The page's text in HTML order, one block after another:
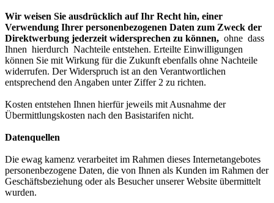
Wir weisen Sie ausdrücklich auf Ihr Recht hin, einer
Verwendung Ihrer personenbezogenen Daten zum Zweck der
Direktwerbung jederzeit widersprechen zu können, ohne dass
Ihnen hierdurch Nachteile entstehen. Erteilte Einwilligungen
können Sie mit Wirkung für die Zukunft ebenfalls ohne Nachteile
widerrufen. Der Widerspruch ist an den Verantwortlichen
entsprechend den Angaben unter Ziffer 2 zu richten.
Kosten entstehen Ihnen hierfür jeweils mit Ausnahme der
Übermittlungskosten nach den Basistarifen nicht.
Datenquellen
Die ewag kamenz verarbeitet im Rahmen dieses Internetangebotes
personenbezogene Daten, die von Ihnen als Kunden im Rahmen der
Geschäftsbeziehung oder als Besucher unserer Website übermittelt
wurden.